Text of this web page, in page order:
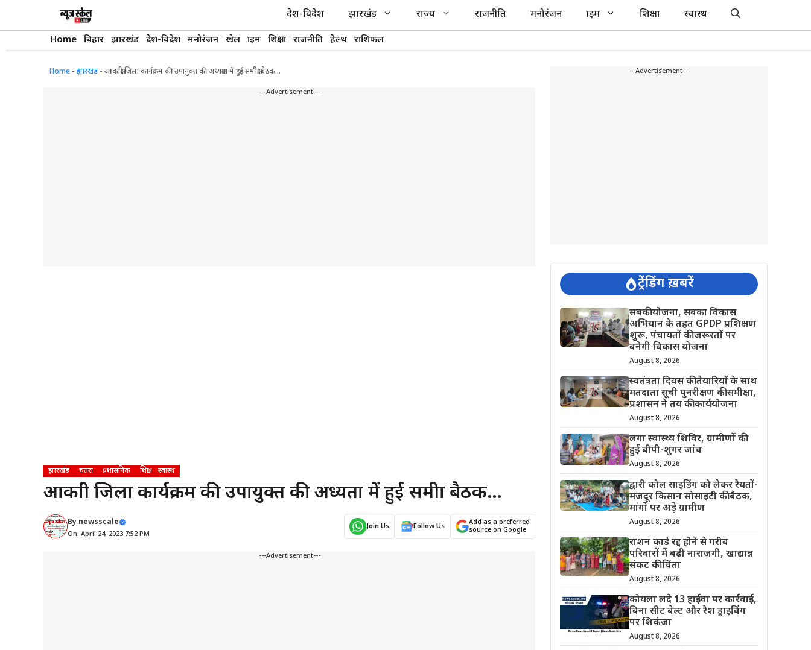
देश-विदेश झारखंड राज्य राजनीति मनोरंजन क्राइम शिक्षा स्वास्थ
Home बिहार झारखंड देश-विदेश मनोरंजन खेल क्राइम शिक्षा राजनीति हेल्थ राशिफल
Home - झारखंड - आकांक्षी जिला कार्यक्रम की उपायुक्त की अध्यक्षता में हुई समीक्षा बैठक…
---Advertisement---
झारखंड चतरा प्रशासनिक शिक्षा स्वास्थ
आकांक्षी जिला कार्यक्रम की उपायुक्त की अध्यक्षता में हुई समीक्षा बैठक…
By newsscale
On: April 24, 2023 7:52 PM
Join Us Follow Us
Add as a preferred
source on Google
---Advertisement---
---Advertisement---
ट्रेंडिंग ख़बरें
सबकी योजना, सबका विकास
अभियान के तहत GPDP प्रशिक्षण
शुरू, पंचायतों की जरूरतों पर
बनेगी विकास योजना
August 8, 2026
स्वतंत्रता दिवस की तैयारियों के साथ
मतदाता सूची पुनरीक्षण की समीक्षा,
प्रशासन ने तय की कार्ययोजना
August 8, 2026
लगा स्वास्थ्य शिविर, ग्रामीणों की
हुई बीपी-शुगर जांच
August 8, 2026
द्वारी कोल साइडिंग को लेकर रैयतों-
मजदूर किसान सोसाइटी की बैठक,
मांगों पर अड़े ग्रामीण
August 8, 2026
राशन कार्ड रद्द होने से गरीब
परिवारों में बढ़ी नाराजगी, खाद्यान्न
संकट की चिंता
August 8, 2026
कोयला लदे 13 हाईवा पर कार्रवाई,
बिना सीट बेल्ट और रैश ड्राइविंग
पर शिकंजा
August 8, 2026